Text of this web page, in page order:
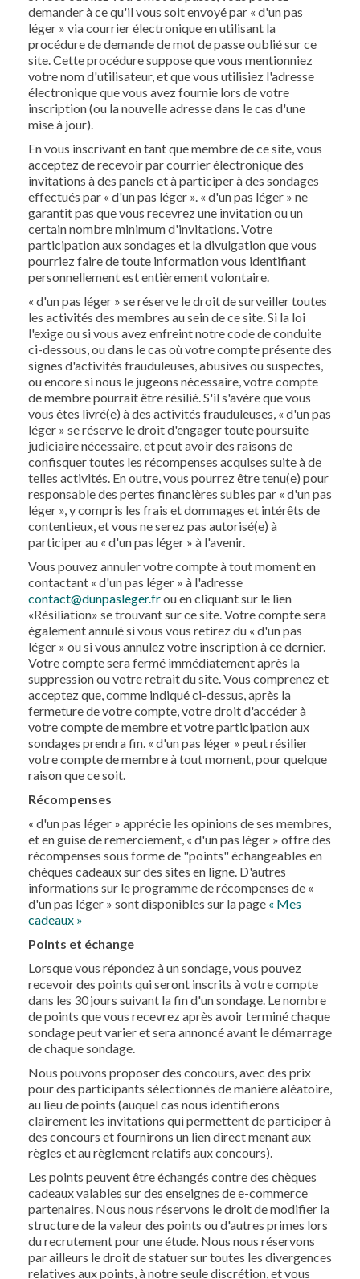
demander à ce qu'il vous soit envoyé par « d'un pas
léger » via courrier électronique en utilisant la
procédure de demande de mot de passe oublié sur ce
site. Cette procédure suppose que vous mentionniez
votre nom d'utilisateur, et que vous utilisiez l'adresse
électronique que vous avez fournie lors de votre
inscription (ou la nouvelle adresse dans le cas d'une
mise à jour).
En vous inscrivant en tant que membre de ce site, vous
acceptez de recevoir par courrier électronique des
invitations à des panels et à participer à des sondages
effectués par « d'un pas léger ». « d'un pas léger » ne
garantit pas que vous recevrez une invitation ou un
certain nombre minimum d'invitations. Votre
participation aux sondages et la divulgation que vous
pourriez faire de toute information vous identifiant
personnellement est entièrement volontaire.
« d'un pas léger » se réserve le droit de surveiller toutes
les activités des membres au sein de ce site. Si la loi
l'exige ou si vous avez enfreint notre code de conduite
ci-dessous, ou dans le cas où votre compte présente des
signes d'activités frauduleuses, abusives ou suspectes,
ou encore si nous le jugeons nécessaire, votre compte
de membre pourrait être résilié. S'il s'avère que vous
vous êtes livré(e) à des activités frauduleuses, « d'un pas
léger » se réserve le droit d'engager toute poursuite
judiciaire nécessaire, et peut avoir des raisons de
confisquer toutes les récompenses acquises suite à de
telles activités. En outre, vous pourrez être tenu(e) pour
responsable des pertes financières subies par « d'un pas
léger », y compris les frais et dommages et intérêts de
contentieux, et vous ne serez pas autorisé(e) à
participer au « d'un pas léger » à l'avenir.
Vous pouvez annuler votre compte à tout moment en
contactant « d'un pas léger » à l'adresse
contact@dunpasleger.frou en cliquant sur le lien
«Résiliation» se trouvant sur ce site. Votre compte sera
également annulé si vous vous retirez du « d'un pas
léger » ou si vous annulez votre inscription à ce dernier.
Votre compte sera fermé immédiatement après la
suppression ou votre retrait du site. Vous comprenez et
acceptez que, comme indiqué ci-dessus, après la
fermeture de votre compte, votre droit d'accéder à
votre compte de membre et votre participation aux
sondages prendra fin. « d'un pas léger » peut résilier
votre compte de membre à tout moment, pour quelque
raison que ce soit.
Récompenses
« d'un pas léger » apprécie les opinions de ses membres,
et en guise de remerciement, « d'un pas léger » offre des
récompenses sous forme de "points" échangeables en
chèques cadeaux sur des sites en ligne. D'autres
informations sur le programme de récompenses de «
d'un pas léger » sont disponibles sur la page « Mes
cadeaux »
Points et échange
Lorsque vous répondez à un sondage, vous pouvez
recevoir des points qui seront inscrits à votre compte
dans les 30 jours suivant la fin d'un sondage. Le nombre
de points que vous recevrez après avoir terminé chaque
sondage peut varier et sera annoncé avant le démarrage
de chaque sondage.
Nous pouvons proposer des concours, avec des prix
pour des participants sélectionnés de manière aléatoire,
au lieu de points (auquel cas nous identifierons
clairement les invitations qui permettent de participer à
des concours et fournirons un lien direct menant aux
règles et au règlement relatifs aux concours).
Les points peuvent être échangés contre des chèques
cadeaux valables sur des enseignes de e-commerce
partenaires. Nous nous réservons le droit de modifier la
structure de la valeur des points ou d'autres primes lors
du recrutement pour une étude. Nous nous réservons
par ailleurs le droit de statuer sur toutes les divergences
relatives aux points, à notre seule discrétion, et vous